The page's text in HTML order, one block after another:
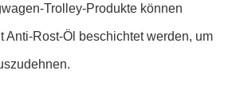
Trolley-Produkte können
Anti-Rost-Öl beschichtet werden, um